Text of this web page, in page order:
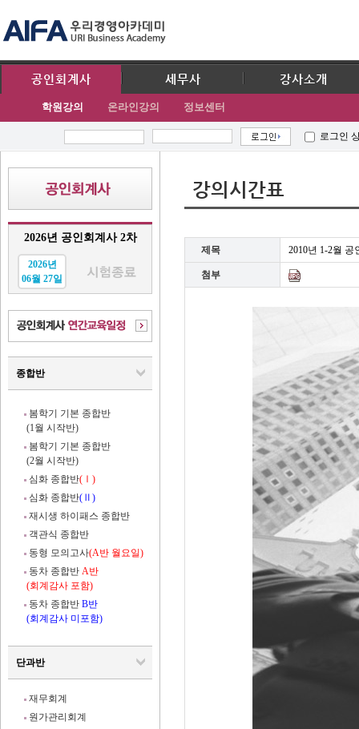
공인회계사
학원강의 온라인강의 정보센터
세무사 강사소개
로그인
2026년 공인회계사 2차
2026년
06월 27일
종합반
봄학기 기본 종합반
(1월 시작반)
봄학기 기본 종합반
(2월 시작반)
심화 종합반(Ⅰ)
심화 종합반(Ⅱ)
재시생 하이패스 종합반
객관식 종합반
동형 모의고사(A반 월요일)
동차 종합반 A반
(회계감사 포함)
동차 종합반 B반
(회계감사 미포함)
단과반
재무회계
원가관리회계
강의시간표
제목 2010년 1-2월
첨부